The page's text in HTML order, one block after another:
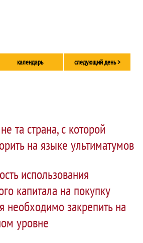
календарь следующий день >
та страна, с которой
на языке ультиматумов
использования
капитала на покупку
необходимо закрепить на
уровне